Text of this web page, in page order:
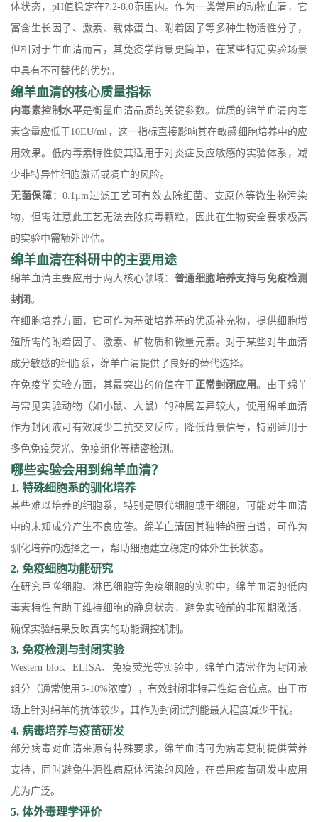
体状态，pH值稳定在7.2-8.0范围内。作为一类常用的动物血清，它
富含生长因子、激素、载体蛋白、附着因子等多种生物活性分子，
但相对于牛血清而言，其免疫学背景更简单，在某些特定实验场景
中具有不可替代的优势。
绵羊血清的核心质量指标
内毒素控制水平是衡量血清品质的关键参数。优质的绵羊血清内毒
素含量应低于10EU/ml，这一指标直接影响其在敏感细胞培养中的应
用效果。低内毒素特性使其适用于对炎症反应敏感的实验体系，减
少非特异性细胞激活或凋亡的风险。
无菌保障 ：0.1μm过滤工艺可有效去除细菌、支原体等微生物污染
物，但需注意此工艺无法去除病毒颗粒，因此在生物安全要求极高
的实验中需额外评估。
绵羊血清在科研中的主要用途
绵羊血清主要应用于两大核心领域： 普通细胞培养支持与免疫检测
封闭。
在细胞培养方面，它可作为基础培养基的优质补充物，提供细胞增
殖所需的附着因子、激素、矿物质和微量元素。对于某些对牛血清
成分敏感的细胞系，绵羊血清提供了良好的替代选择。
在免疫学实验方面，其最突出的价值在于 正常封闭应用。由于绵羊
与常见实验动物（如小鼠、大鼠）的种属差异较大，使用绵羊血清
作为封闭液可有效减少二抗交叉反应，降低背景信号，特别适用于
多色免疫荧光、免疫组化等精密检测。
哪些实验会用到绵羊血清？
1. 特殊细胞系的驯化培养
某些难以培养的细胞系，特别是原代细胞或干细胞，可能对牛血清
中的未知成分产生不良应答。绵羊血清因其独特的蛋白谱，可作为
驯化培养的选择之一，帮助细胞建立稳定的体外生长状态。
2. 免疫细胞功能研究
在研究巨噬细胞、淋巴细胞等免疫细胞的实验中，绵羊血清的低内
毒素特性有助于维持细胞的静息状态，避免实验前的非预期激活，
确保实验结果反映真实的功能调控机制。
3. 免疫检测与封闭实验
Western blot、ELISA、免疫荧光等实验中，绵羊血清常作为封闭液
组分（通常使用5-10%浓度），有效封闭非特异性结合位点。由于市
场上针对绵羊的抗体较少，其作为封闭试剂能最大程度减少干扰。
4. 病毒培养与疫苗研发
部分病毒对血清来源有特殊要求，绵羊血清可为病毒复制提供营养
支持，同时避免牛源性病原体污染的风险，在兽用疫苗研发中应用
尤为广泛。
5. 体外毒理学评价